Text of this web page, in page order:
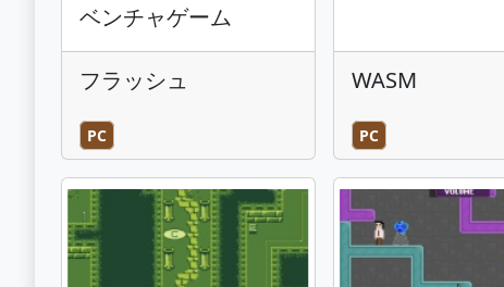
ベンチャゲーム
フラッシュ
PC
WASM
PC